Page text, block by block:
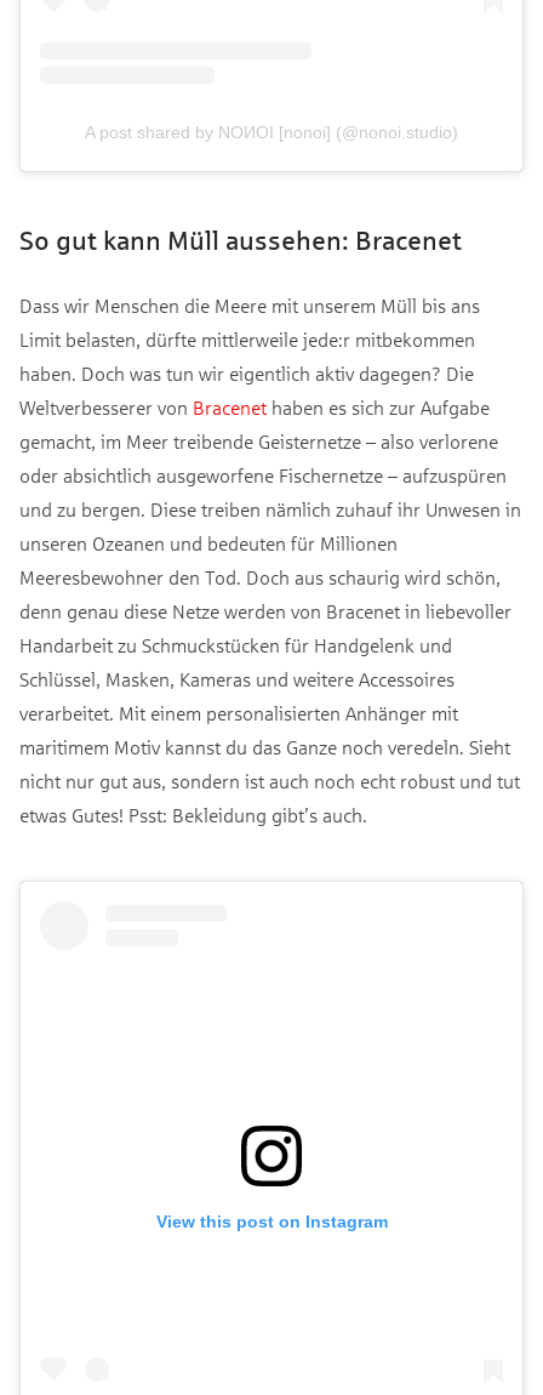
A post shared by NOИOI [nonoi] (@nonoi.studio)
So gut kann Müll aussehen: Bracenet
Dass wir Menschen die Meere mit unserem Müll bis ans
Limit belasten, dürfte mittlerweile jede:r mitbekommen
haben. Doch was tun wir eigentlich aktiv dagegen? Die
Weltverbesserer von Bracenet haben es sich zur Aufgabe
gemacht, im Meer treibende Geisternetze – also verlorene
oder absichtlich ausgeworfene Fischernetze – aufzuspüren
und zu bergen. Diese treiben nämlich zuhauf ihr Unwesen in
unseren Ozeanen und bedeuten für Millionen
Meeresbewohner den Tod. Doch aus schaurig wird schön,
denn genau diese Netze werden von Bracenet in liebevoller
Handarbeit zu Schmuckstücken für Handgelenk und
Schlüssel, Masken, Kameras und weitere Accessoires
verarbeitet. Mit einem personalisierten Anhänger mit
maritimem Motiv kannst du das Ganze noch veredeln. Sieht
nicht nur gut aus, sondern ist auch noch echt robust und tut
etwas Gutes! Psst: Bekleidung gibt’s auch.
View this post on Instagram